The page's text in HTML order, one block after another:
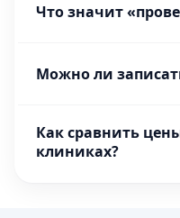
Что значит
Можно ли
Как сравнить
клиниках?